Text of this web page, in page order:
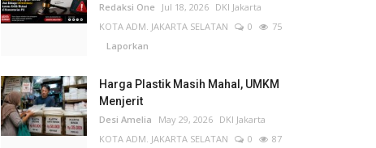
Redaksi One Jul 18, 2026 DKI Jakarta
KOTA ADM. JAKARTA SELATAN
0
75
Laporkan
Harga Plastik Masih Mahal, UMKM
Menjerit
Desi Amelia May 29, 2026 DKI Jakarta
KOTA ADM. JAKARTA SELATAN
0
87